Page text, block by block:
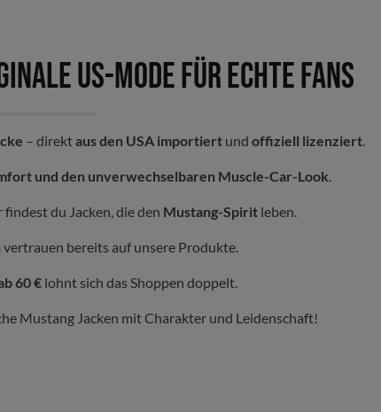
US-Mode für echte Fans
– direktaus den USA importiert und offiziell lizenziert.
und den unverwechselbaren Muscle-Car-Look.
du Jacken, die den Mustang-Spiritleben.
vertrauen bereits auf unsere Produkte.
60 € lohnt sich das Shoppen doppelt.
Mustang Jacken mit Charakter und Leidenschaft!